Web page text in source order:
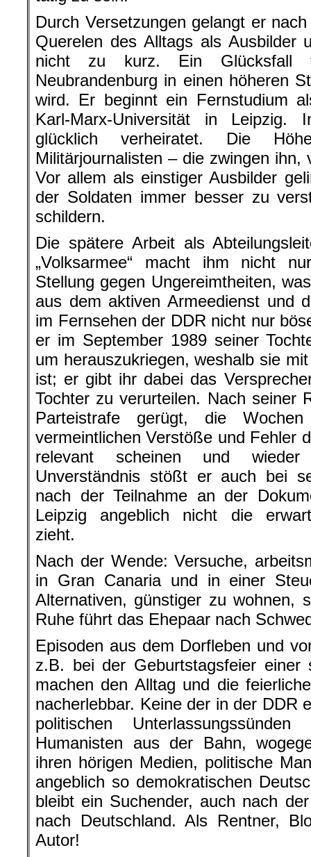
Durch Versetzungen gelangt er
Querelen des Alltags als Ausbilder
nicht zu kurz. Ein
Neubrandenburg in einen höheren
wird. Er beginnt ein Fernstudium
Karl-Marx-Universität in Leipzig.
glücklich verheiratet. Die
Militärjournalisten – die zwingen ihn,
Vor allem als einstiger Ausbilder
der Soldaten immer besser zu
schildern.
Die spätere Arbeit als
„Volksarmee“ macht ihm nicht
Stellung gegen Ungereimtheiten,
aus dem aktiven Armeedienst und
im Fernsehen der DDR nicht nur
er im September 1989 seiner
um herauszukriegen, weshalb sie
ist; er gibt ihr dabei das
Tochter zu verurteilen. Nach seiner
Parteistrafe gerügt, die
vermeintlichen Verstöße und Fehler
relevant scheinen und
Unverständnis stößt er auch bei
nach der Teilnahme an der
Leipzig angeblich nicht die
zieht.
Nach der Wende: Versuche,
in Gran Canaria und in einer
Alternativen, günstiger zu wohnen,
Ruhe führt das Ehepaar nach
Episoden aus dem Dorfleben und
z.B. bei der Geburtstagsfeier einer
machen den Alltag und die
nacherlebbar. Keine der in der DDR
politischen
Humanisten aus der Bahn,
ihren hörigen Medien, politische
angeblich so demokratischen
bleibt ein Suchender, auch nach
nach Deutschland. Als Rentner,
Autor!